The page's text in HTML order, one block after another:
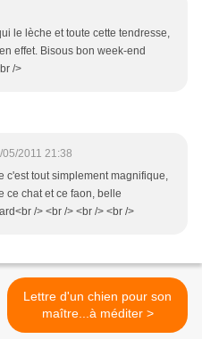
le lèche et toute cette tendresse,
effet. Bisous bon week-end
/>
05/2011 21:38
c'est tout simplement magnifique,
ce chat et ce faon, belle
/> <br /> <br /> <br />
Lettre d'un chien pour son
maître...à méditer >